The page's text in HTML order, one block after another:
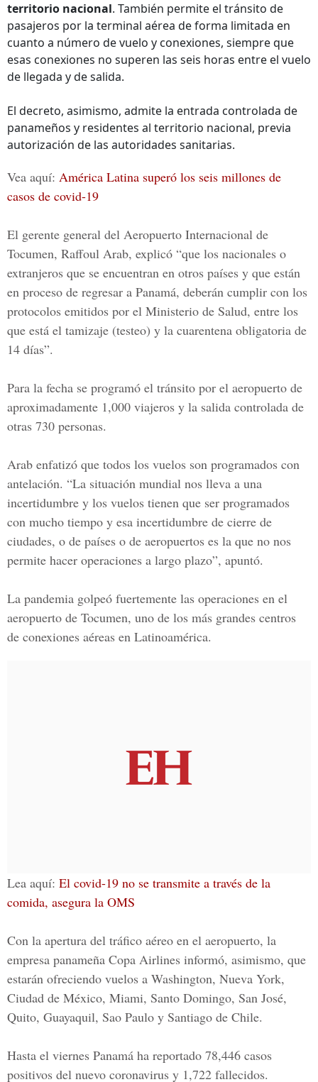
territorio nacional. También permite el tránsito de
pasajeros por la terminal aérea de forma limitada en
cuanto a número de vuelo y conexiones, siempre que
esas conexiones no superen las seis horas entre el vuelo
de llegada y de salida.
El decreto, asimismo, admite la entrada controlada de
panameños y residentes al territorio nacional, previa
autorización de las autoridades sanitarias.
Vea aquí: América Latina superó los seis millones de
casos de covid-19
El gerente general del Aeropuerto Internacional de
Tocumen, Raffoul Arab, explicó “que los nacionales o
extranjeros que se encuentran en otros países y que están
en proceso de regresar a Panamá, deberán cumplir con los
protocolos emitidos por el Ministerio de Salud, entre los
que está el tamizaje (testeo) y la cuarentena obligatoria de
14 días”.
Para la fecha se programó el tránsito por el aeropuerto de
aproximadamente 1,000 viajeros y la salida controlada de
otras 730 personas.
Arab enfatizó que todos los vuelos son programados con
antelación. “La situación mundial nos lleva a una
incertidumbre y los vuelos tienen que ser programados
con mucho tiempo y esa incertidumbre de cierre de
ciudades, o de países o de aeropuertos es la que no nos
permite hacer operaciones a largo plazo”, apuntó.
La pandemia golpeó fuertemente las operaciones en el
aeropuerto de Tocumen, uno de los más grandes centros
de conexiones aéreas en Latinoamérica.
Lea aquí: El covid-19 no se transmite a través de la
comida, asegura la OMS
Con la apertura del tráfico aéreo en el aeropuerto, la
empresa panameña Copa Airlines informó, asimismo, que
estarán ofreciendo vuelos a Washington, Nueva York,
Ciudad de México, Miami, Santo Domingo, San José,
Quito, Guayaquil, Sao Paulo y Santiago de Chile.
Hasta el viernes Panamá ha reportado 78,446 casos
positivos del nuevo coronavirus y 1,722 fallecidos.